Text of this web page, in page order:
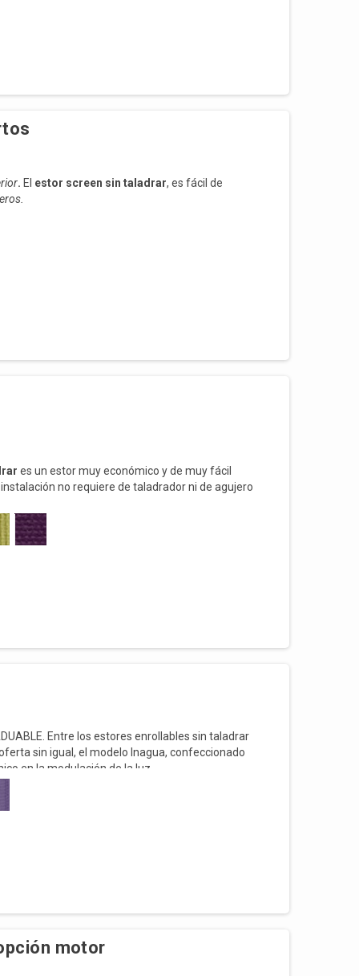
. El estor screen sin taladrar, es fácil de
perfil, pero también se puede pegar en
es un estor muy económico y de muy fácil
no requiere de taladrador ni de agujero
de una hoja de ventana o puerta pero
marco.
211 VIOLETA
Entre los estores enrollables sin taladrar
sin igual, el modelo Inagua, confeccionado
en la modulación de la luz.
Se trata de un estor noche y día de fácil
y propicia el ahorro energético.
motor